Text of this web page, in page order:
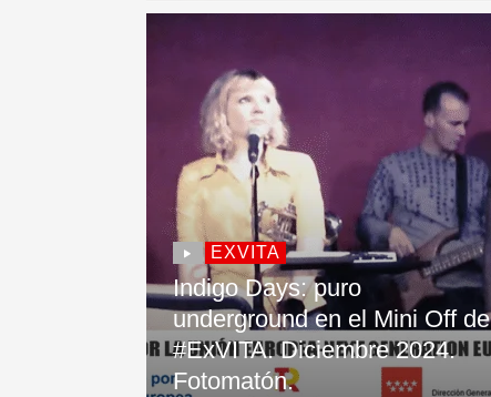
EXVITA
Indigo Days: puro
underground en el Mini Off de
#ExVITA. Diciembre 2024.
Fotomatón.